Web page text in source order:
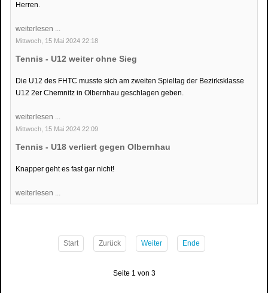
Herren.
weiterlesen ...
Mittwoch, 15 Mai 2024 22:18
Tennis - U12 weiter ohne Sieg
Die U12 des FHTC musste sich am zweiten Spieltag der Bezirksklasse
U12 2er Chemnitz in Olbernhau geschlagen geben.
weiterlesen ...
Mittwoch, 15 Mai 2024 22:09
Tennis - U18 verliert gegen Olbernhau
Knapper geht es fast gar nicht!
weiterlesen ...
Start Zurück Weiter Ende
Seite 1 von 3